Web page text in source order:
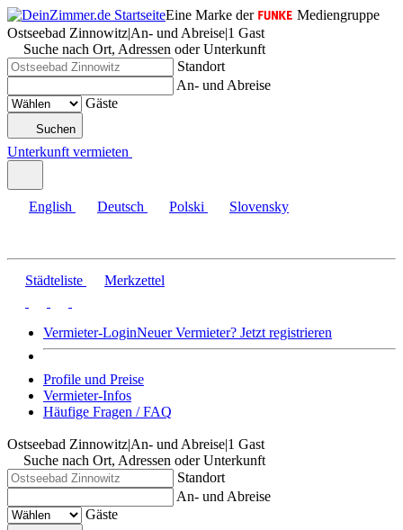
Eine Marke der
Mediengruppe
Ostseebad Zinnowitz|An- und Abreise|1 Gast
Suche nach Ort, Adressen oder Unterkunft
Standort
An- und Abreise
Gäste
Suchen
Unterkunft vermieten
English Deutsch Polski Slovensky
Städteliste Merkzettel
Vermieter-LoginNeuer Vermieter? Jetzt registrieren
Profile und Preise
Vermieter-Infos
Häufige Fragen / FAQ
Ostseebad Zinnowitz|An- und Abreise|1 Gast
Suche nach Ort, Adressen oder Unterkunft
Standort
An- und Abreise
Gäste